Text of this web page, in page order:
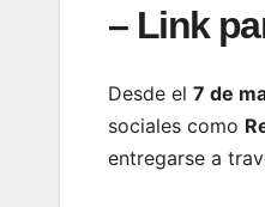
– Link
Desde el 7 de
sociales como
entregarse a